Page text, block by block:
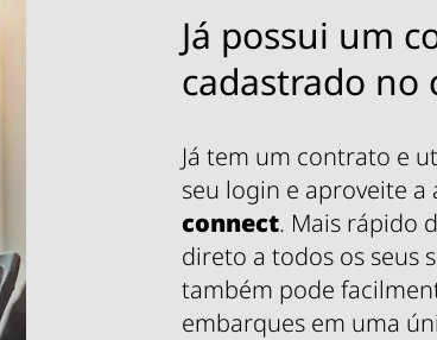
Já possui um
cadastrado no
Já tem um contrato e
seu login e aproveite
connect. Mais rápido
direto a todos os seus
também pode
embarques em uma